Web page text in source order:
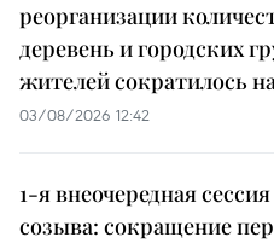
реорганизации
деревень и городских
жителей сократилось на
03/08/2026 12:42
1-я внеочередная
созыва: сокращение